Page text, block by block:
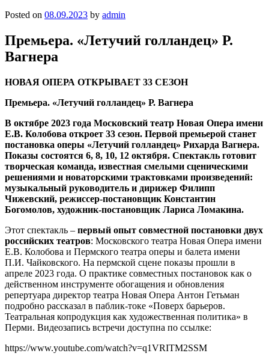
Posted on 08.09.2023 by admin
Премьера. «Летучий голландец» Р.
Вагнера
НОВАЯ ОПЕРА ОТКРЫВАЕТ 33 СЕЗОН
Премьера. «Летучий голландец» Р. Вагнера
В октябре 2023 года Московский театр Новая Опера имени
Е.В. Колобова откроет 33 сезон. Первой премьерой станет
постановка оперы «Летучий голландец» Рихарда Вагнера.
Показы состоятся 6, 8, 10, 12 октября. Спектакль готовит
творческая команда, известная смелыми сценическими
решениями и новаторскими трактовками произведений:
музыкальный руководитель и дирижер Филипп
Чижевский, режиссер-постановщик Константин
Богомолов, художник-постановщик Лариса Ломакина.
Этот спектакль – первый опыт совместной постановки двух
российских театров: Московского театра Новая Опера имени
Е.В. Колобова и Пермского театра оперы и балета имени
П.И. Чайковского. На пермской сцене показы прошли в
апреле 2023 года. О практике совместных постановок как о
действенном инструменте обогащения и обновления
репертуара директор театра Новая Опера Антон Гетьман
подробно рассказал в паблик-токе «Поверх барьеров.
Театральная копродукция как художественная политика» в
Перми. Видеозапись встречи доступна по ссылке:
https://www.youtube.com/watch?v=q1VRITM2SSM